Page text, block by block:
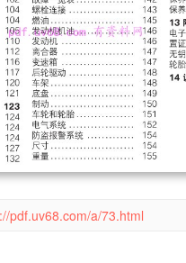
pdf.uv68.com/a/73.html